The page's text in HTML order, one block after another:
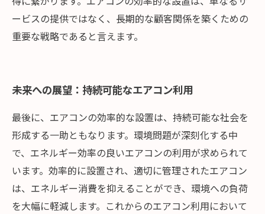
ービスの提供ではなく、長期的な顧客関係を築くための
重要な戦略であると言えます。
未来への展望：持続可能なエアコン利用
最後に、エアコンの効率的な設置は、持続可能な社会を
形成する一助ともなります。環境問題が深刻化する中
で、エネルギー効率の良いエアコンの利用が求められて
います。効率的に設置され、適切に管理されたエアコン
は、エネルギー消費を抑えることができ、環境への負荷
を大幅に軽減します。これからのエアコン利用において